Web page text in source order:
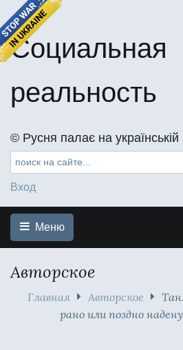
Социальная
реальность
©️ Русня палає на українській
Вход
Меню
Авторское
Главная Авторское
рано или поздно